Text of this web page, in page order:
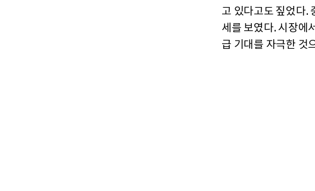
고 있다고도 짚었다.
세를 보였다. 시장에
급 기대를 자극한 것